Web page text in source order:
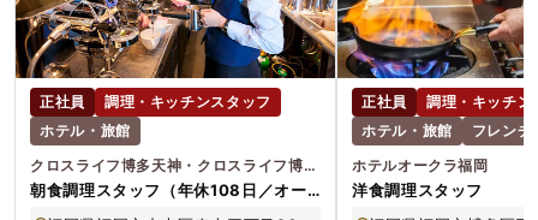
正社員
調理・キッチンスタッフ
ホテル・旅館
クロスライフ博多天神・クロスライフ博多柳橋
朝食調理スタッフ（年休108日／オー
プニング募集／賞与年2回）
正社員
調理・キッチン
ホテル・旅館
フレンチ
ホテルオークラ福岡
洋食調理スタッフ